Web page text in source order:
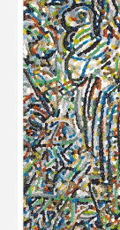
館7F 東京
小池 一馬|
2020
5th Floor東京
ART021
上海
DELTA
GALLERY
artTNZ |
2019
「 Cama /